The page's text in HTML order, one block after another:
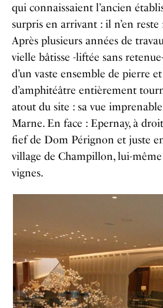
qui connaissaient l’ancien
surpris en arrivant : il n’en
Après plusieurs années de
vielle bâtisse -liftée sans
d’un vaste ensemble de pierre
d’amphitéâtre entièrement
atout du site : sa vue
Marne. En face : Epernay, à
fief de Dom Pérignon et juste
village de Champillon, lui-
vignes.